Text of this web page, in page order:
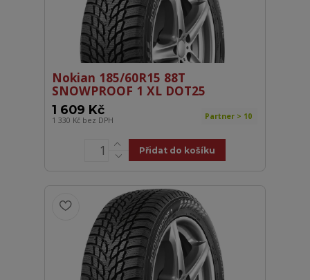
Nokian 185/60R15 88T
SNOWPROOF 1 XL DOT25
1 609 Kč
1 330 Kč bez DPH Partner > 10
Přidat do košíku